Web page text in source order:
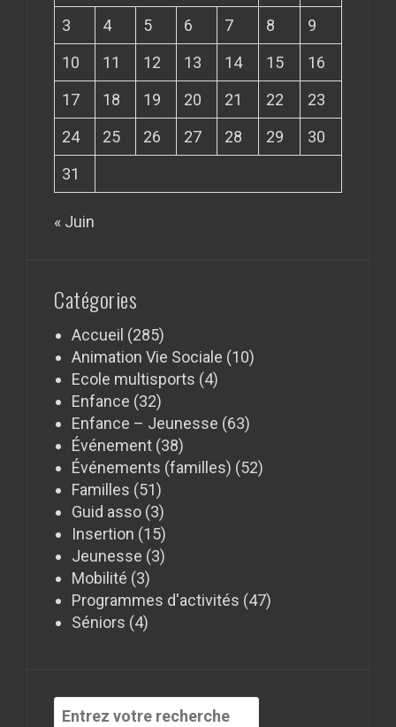
3
4 5 6 7 8
9
10
11 12 13 14 15
16
17
18 19 20 21 22
23
24
25 26 27 28 29
30
31
« Juin
Catégories
Accueil (285)
Animation Vie Sociale (10)
Ecole multisports (4)
Enfance (32)
Enfance – Jeunesse (63)
Événement (38)
Événements (familles) (52)
Familles (51)
Guid asso (3)
Insertion (15)
Jeunesse (3)
Mobilité (3)
Programmes d'activités (47)
Séniors (4)
Recherche